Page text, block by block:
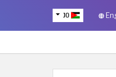
JO